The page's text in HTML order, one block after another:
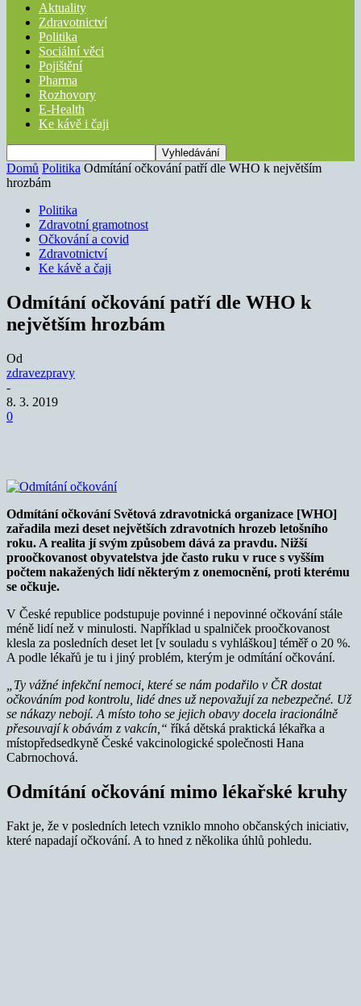
Aktuality
Zdravotnictví
Politika
Sociální věci
Pojištění
Pharma
Rozhovory
E-Health
Ke kávě i čaji
Domů Politika Odmítání očkování patří dle WHO k největším
hrozbám
Politika
Zdravotní gramotnost
Očkování a covid
Zdravotnictví
Ke kávě a čaji
Odmítání očkování patří dle WHO k
největším hrozbám
Od
zdravezpravy
-
8. 3. 2019
0
Odmítání očkování Světová zdravotnická organizace [WHO]
zařadila mezi deset největších zdravotních hrozeb letošního
roku. A realita jí svým způsobem dává za pravdu. Nižší
proočkovanost obyvatelstva jde často ruku v ruce s vyšším
počtem nakažených lidí některým z onemocnění, proti kterému
se očkuje.
V České republice podstupuje povinné i nepovinné očkování stále
méně lidí než v minulosti. Například u spalniček proočkovanost
klesla za posledních deset let [v souladu s vyhláškou] téměř o 20 %.
A podle lékařů je tu i jiný problém, kterým je odmítání očkování.
„Ty vážné infekční nemoci, které se nám podařilo v ČR dostat
očkováním pod kontrolu, lidé dnes už nepovažují za nebezpečné. Už
se nákazy nebojí. A místo toho se jejich obavy docela iracionálně
přesouvají k obávám z vakcín,“ říká dětská praktická lékařka a
místopředsedkyně České vakcinologické společnosti Hana
Cabrnochová.
Odmítání očkování mimo lékařské kruhy
Fakt je, že v posledních letech vzniklo mnoho občanských iniciativ,
které napadají očkování. A to hned z několika úhlů pohledu.